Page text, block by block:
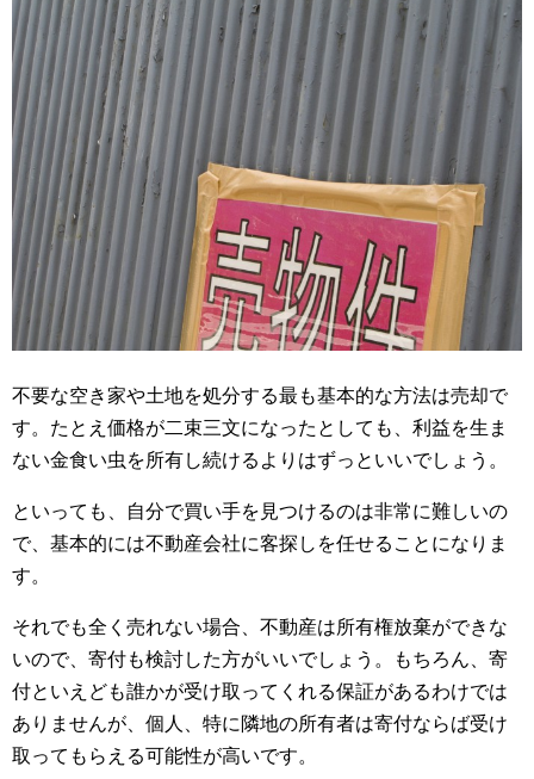
不要な空き家や土地を処分する最も基本的な方法は売却で
す。たとえ価格が二束三文になったとしても、利益を生ま
ない金食い虫を所有し続けるよりはずっといいでしょう。
といっても、自分で買い手を見つけるのは非常に難しいの
で、基本的には不動産会社に客探しを任せることになりま
す。
それでも全く売れない場合、不動産は所有権放棄ができな
いので、寄付も検討した方がいいでしょう。もちろん、寄
付といえども誰かが受け取ってくれる保証があるわけでは
ありませんが、個人、特に隣地の所有者は寄付ならば受け
取ってもらえる可能性が高いです。